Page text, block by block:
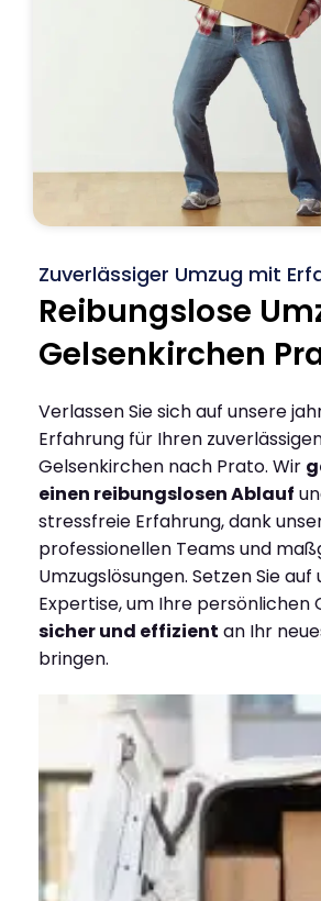
Zuverlässiger Umzug mit
Reibungslose
Gelsenkirchen
Verlassen Sie sich auf unsere
Erfahrung für Ihren
Gelsenkirchen nach Prato. Wir
einen reibungslosen Ablauf
stressfreie Erfahrung, dank
professionellen Teams und
Umzugslösungen. Setzen Sie auf
Expertise, um Ihre persönlichen
sicher und effizient an Ihr
bringen.